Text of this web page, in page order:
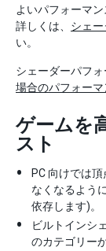
よいパフォーマ
詳しくは、 シェ
い。
シェーダーパフ
場合のパフォーマ
ゲームを
スト
PC 向けでは
なくなるよう
依存します)。
ビルトインシ
のカテゴリー